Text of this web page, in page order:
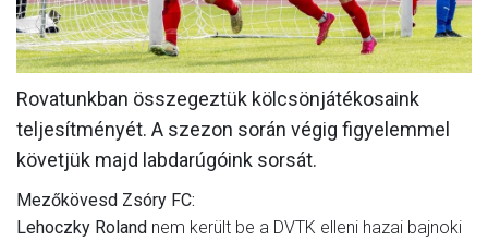
SZURKOLÓI ÉLMÉNYEK
AKKREDITÁCIÓ
Rovatunkban összegeztük kölcsönjátékosaink
teljesítményét. A szezon során végig figyelemmel
követjük majd labdarúgóink sorsát.
Mezőkövesd Zsóry FC:
Lehoczky Roland nem került be a DVTK elleni hazai bajnoki